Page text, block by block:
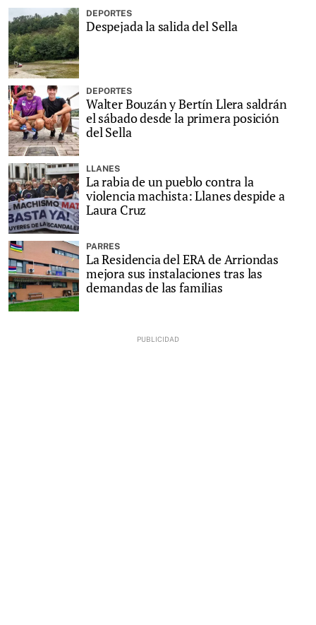
DEPORTES
Despejada la salida del Sella
DEPORTES
Walter Bouzán y Bertín Llera saldrán
el sábado desde la primera posición
del Sella
LLANES
La rabia de un pueblo contra la
violencia machista: Llanes despide a
Laura Cruz
PARRES
La Residencia del ERA de Arriondas
mejora sus instalaciones tras las
demandas de las familias